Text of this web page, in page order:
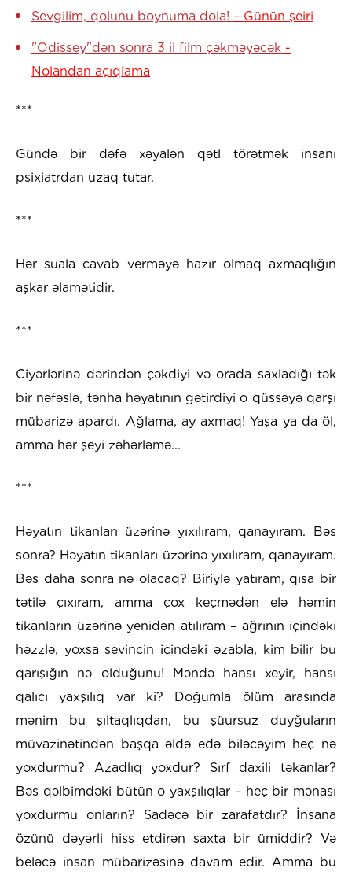
Sevgilim, qolunu boynuma dola! – Günün şeiri
"Odissey"dən sonra 3 il film çəkməyəcək -
Nolandan açıqlama
***
Gündə bir dəfə xəyalən qətl törətmək insanı
psixiatrdan uzaq tutar.
***
Hər suala cavab verməyə hazır olmaq axmaqlığın
aşkar əlamətidir.
***
Ciyərlərinə dərindən çəkdiyi və orada saxladığı tək
bir nəfəslə, tənha həyatının gətirdiyi o qüssəyə qarşı
mübarizə apardı. Ağlama, ay axmaq! Yaşa ya da öl,
amma hər şeyi zəhərləmə...
***
Həyatın tikanları üzərinə yıxılıram, qanayıram. Bəs
sonra? Həyatın tikanları üzərinə yıxılıram, qanayıram.
Bəs daha sonra nə olacaq? Biriylə yatıram, qısa bir
tətilə çıxıram, amma çox keçmədən elə həmin
tikanların üzərinə yenidən atılıram – ağrının içindəki
həzzlə, yoxsa sevincin içindəki əzabla, kim bilir bu
qarışığın nə olduğunu! Məndə hansı xeyir, hansı
qalıcı yaxşılıq var ki? Doğumla ölüm arasında
mənim bu şıltaqlıqdan, bu şüursuz duyğuların
müvazinətindən başqa əldə edə biləcəyim heç nə
yoxdurmu? Azadlıq yoxdur? Sırf daxili təkanlar?
Bəs qəlbimdəki bütün o yaxşılıqlar – heç bir mənası
yoxdurmu onların? Sadəcə bir zarafatdır? İnsana
özünü dəyərli hiss etdirən saxta bir ümiddir? Və
beləcə insan mübarizəsinə davam edir. Amma bu